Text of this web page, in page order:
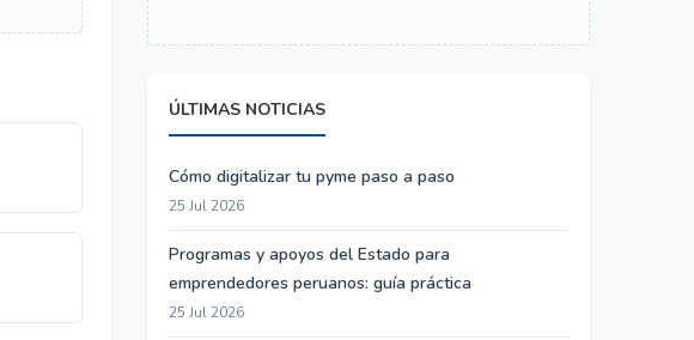
ÚLTIMAS NOTICIAS
Cómo digitalizar tu pyme paso a paso
25 Jul 2026
Programas y apoyos del Estado para
emprendedores peruanos: guía práctica
25 Jul 2026